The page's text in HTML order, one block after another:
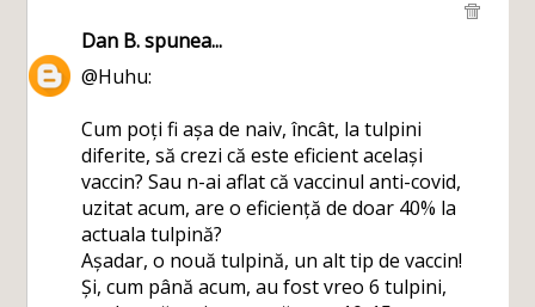
Dan B.spunea...
@Huhu:
Cum poți fi așa de naiv, încât, la tulpini
diferite, să crezi că este eficient același
vaccin? Sau n-ai aflat că vaccinul anti-covid,
uzitat acum, are o eficiență de doar 40% la
actuala tulpină?
Așadar, o nouă tulpină, un alt tip de vaccin!
Și, cum până acum, au fost vreo 6 tulpini,